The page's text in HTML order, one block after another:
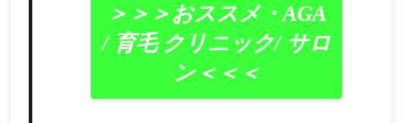
＞＞＞おススメ・AGA
/ 育毛 クリニック/ サロ
ン＜＜＜